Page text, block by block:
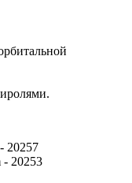
20257
- 20253